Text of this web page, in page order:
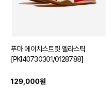
푸마 에이치스트릿 엘라스틱
[PKI40730301/0128788]
129,000원